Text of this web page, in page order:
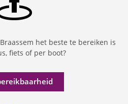
het beste te bereiken is
fiets of per boot?